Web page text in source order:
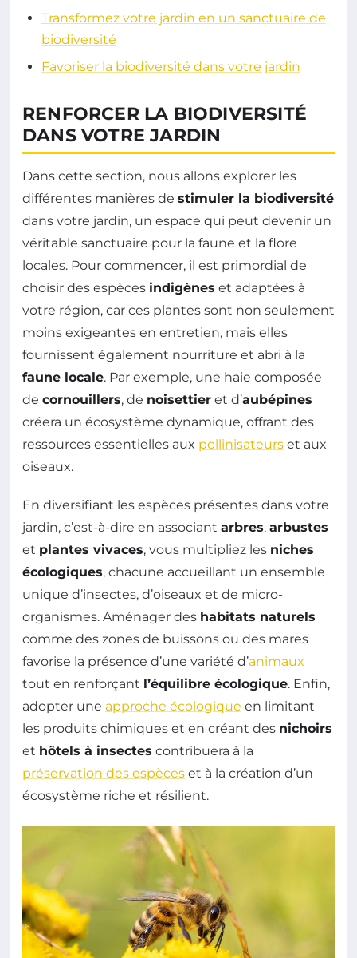
Transformez votre jardin en un sanctuaire de
biodiversité
Favoriser la biodiversité dans votre jardin
RENFORCER LA BIODIVERSITÉ
DANS VOTRE JARDIN
Dans cette section, nous allons explorer les
différentes manières de stimuler la biodiversité
dans votre jardin, un espace qui peut devenir un
véritable sanctuaire pour la faune et la flore
locales. Pour commencer, il est primordial de
choisir des espèces indigènes et adaptées à
votre région, car ces plantes sont non seulement
moins exigeantes en entretien, mais elles
fournissent également nourriture et abri à la
faune locale. Par exemple, une haie composée
de cornouillers, de noisettier et d’aubépines
créera un écosystème dynamique, offrant des
ressources essentielles aux pollinisateurs et aux
oiseaux.
En diversifiant les espèces présentes dans votre
jardin, c’est-à-dire en associant arbres, arbustes
et plantes vivaces, vous multipliez les niches
écologiques, chacune accueillant un ensemble
unique d’insectes, d’oiseaux et de micro-
organismes. Aménager des habitats naturels
comme des zones de buissons ou des mares
favorise la présence d’une variété d’animaux
tout en renforçant l’équilibre écologique. Enfin,
adopter une approche écologique en limitant
les produits chimiques et en créant des nichoirs
et hôtels à insectes contribuera à la
préservation des espèces et à la création d’un
écosystème riche et résilient.